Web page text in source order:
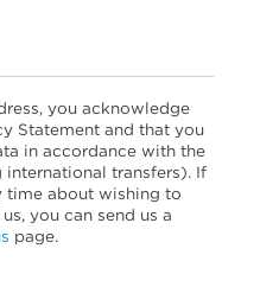
you acknowledge
Statement and that you
in accordance with the
international transfers). If
time about wishing to
you can send us a
page.